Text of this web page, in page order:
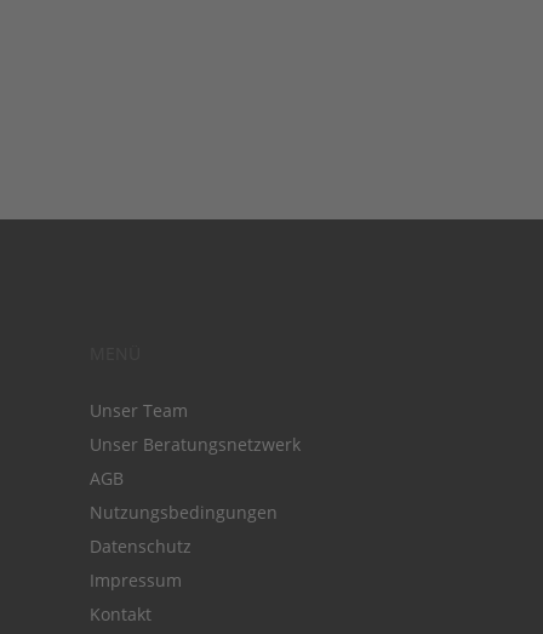
Unser Team
Unser Beratungsnetzwerk
AGB
Nutzungsbedingungen
Datenschutz
Impressum
Kontakt